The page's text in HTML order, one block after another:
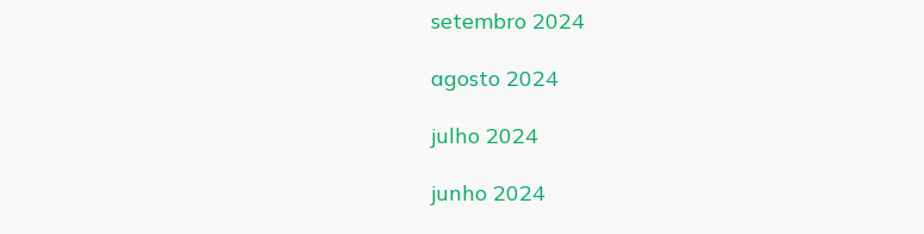
setembro 2024
agosto 2024
julho 2024
junho 2024